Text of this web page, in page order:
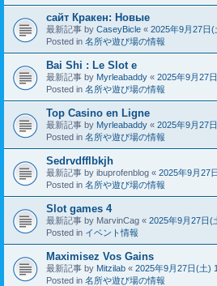
сайт Кракен: Новые
最新記事 by CaseyBicle « 2025年9月27日(
Posted in 名所や遊び場の情報
Bai Shi : Le Slot e
最新記事 by Myrleabaddy « 2025年9月27
Posted in 名所や遊び場の情報
Top Casino en Ligne
最新記事 by Myrleabaddy « 2025年9月27
Posted in 名所や遊び場の情報
Sedrvdfflbkjh
最新記事 by ibuprofenblog « 2025年9月27
Posted in 名所や遊び場の情報
Slot games 4
最新記事 by MarvinCag « 2025年9月27日(
Posted in イベント情報
Maximisez Vos Gains
最新記事 by Mitzilab « 2025年9月27日(土)
Posted in 名所や遊び場の情報